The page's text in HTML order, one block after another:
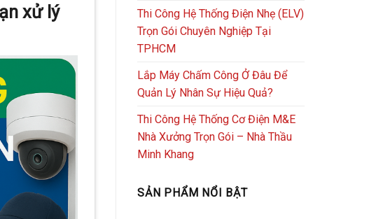
xử lý
Thi Công Hệ Thống Điện Nhẹ (ELV)
Trọn Gói Chuyên Nghiệp Tại
TPHCM
Lắp Máy Chấm Công Ở Đâu Để
Quản Lý Nhân Sự Hiệu Quả?
Thi Công Hệ Thống Cơ Điện M&E
Nhà Xưởng Trọn Gói – Nhà Thầu
Minh Khang
SẢN PHẨM NỔI BẬT